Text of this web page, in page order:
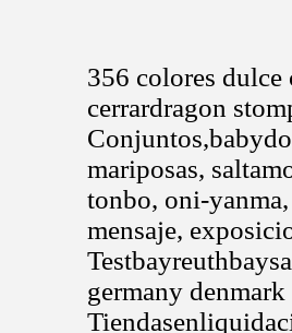
356 colores
cerrardragon
mariposas,
tonbo, oni-
mensaje,
germany